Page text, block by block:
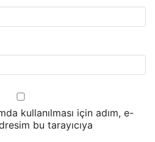
kullanılması için adım, e-
bu tarayıcıya